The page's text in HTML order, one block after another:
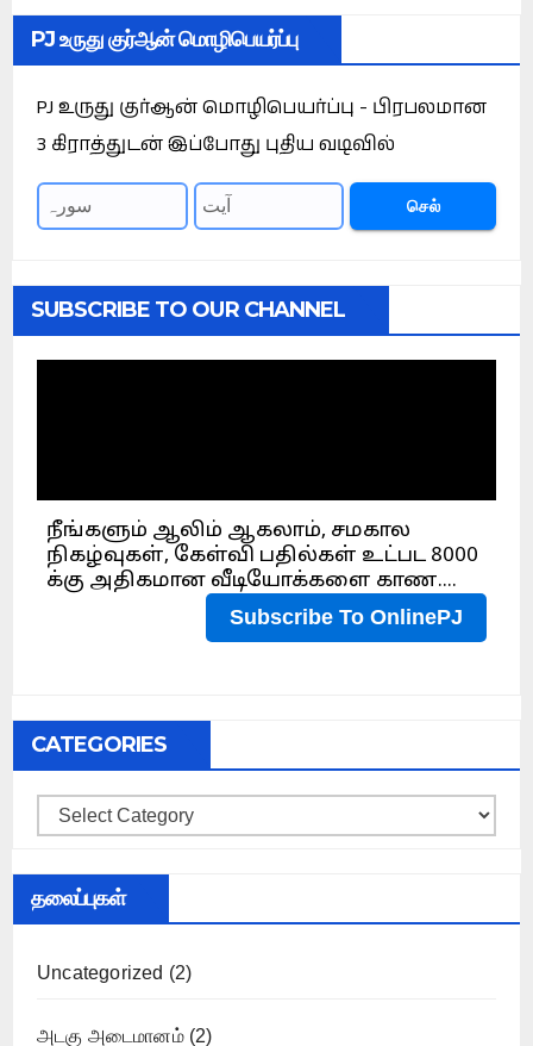
PJ உருது குர்ஆன் மொழிபெயர்ப்பு
PJ உருது குர்ஆன் மொழிபெயர்ப்பு - பிரபலமான
3 கிராத்துடன் இப்போது புதிய வடிவில்
செல்
SUBSCRIBE TO OUR CHANNEL
CATEGORIES
Categories
தலைப்புகள்
Uncategorized (2)
அடகு அடைமானம்(2)